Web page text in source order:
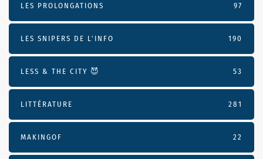
LES PROLONGATIONS 97
LES SNIPERS DE L’INFO 190
LESS & THE CITY 😈 53
LITTÉRATURE 281
MAKINGOF 22